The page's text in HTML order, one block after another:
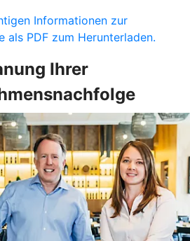
Informationen zur
als PDF zum Herunterladen.
Ihrer